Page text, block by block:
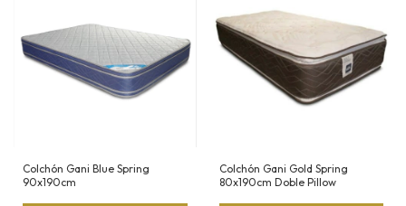
Colchón Gani Blue Spring
90x190cm
Colchón Gani Gold Spring
80x190cm Doble Pillow